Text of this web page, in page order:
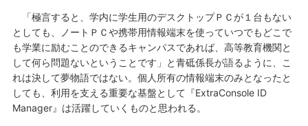
「極言すると、学内に学生用のデスクトップＰＣが１台もない
としても、ノートＰＣや携帯用情報端末を使っていつでもどこで
も学業に励むことのできるキャンパスであれば、高等教育機関と
して何ら問題ないということです」と青砥係長が語るように、こ
れは決して夢物語ではない。個人所有の情報端末のみとなったと
しても、利用を支える重要な基盤として『ExtraConsole ID
Manager』は活躍していくものと思われる。